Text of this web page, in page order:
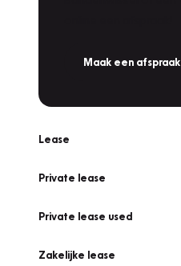
Maak een afspraak
Lease
Private lease
Private lease used
Zakelijke lease